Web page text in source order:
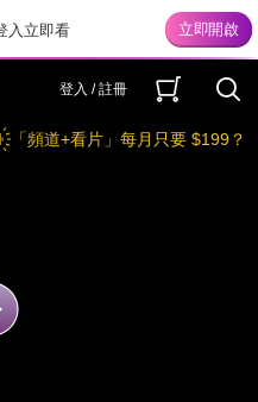
入立即看
登入 / 註冊
「頻道+看片」每月只要 $199？